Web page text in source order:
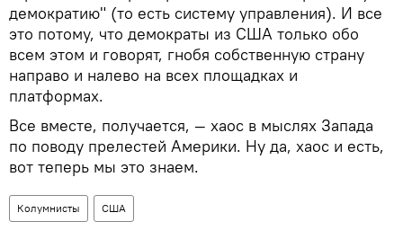
демократию" (то есть систему управления). И все
это потому, что демократы из США только обо
всем этом и говорят, гнобя собственную страну
направо и налево на всех площадках и
платформах.
Все вместе, получается, — хаос в мыслях Запада
по поводу прелестей Америки. Ну да, хаос и есть,
вот теперь мы это знаем.
Колумнисты США